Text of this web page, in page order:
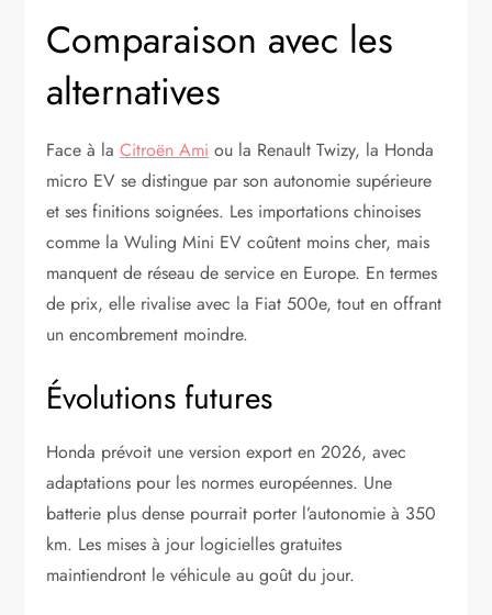
Comparaison avec les
alternatives
Face à laCitroën Ami ou la Renault Twizy, la Honda
micro EV se distingue par son autonomie supérieure
et ses finitions soignées. Les importations chinoises
comme la Wuling Mini EV coûtent moins cher, mais
manquent de réseau de service en Europe. En termes
de prix, elle rivalise avec la Fiat 500e, tout en offrant
un encombrement moindre.
Évolutions futures
Honda prévoit une version export en 2026, avec
adaptations pour les normes européennes. Une
batterie plus dense pourrait porter l’autonomie à 350
km. Les mises à jour logicielles gratuites
maintiendront le véhicule au goût du jour.